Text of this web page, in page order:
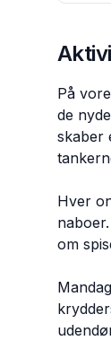
På
de
skaber
Hver
om